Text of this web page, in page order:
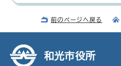
前のページへ戻る
和光市役所